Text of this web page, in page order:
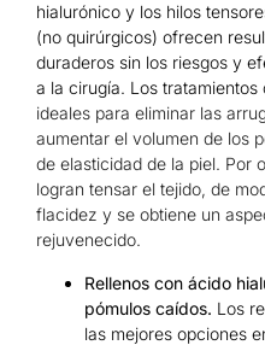
hialurónico y los hilos
(no quirúrgicos) ofrecen
duraderos sin los riesgos y
a la cirugía. Los tratamientos
ideales para eliminar las
aumentar el volumen de los
de elasticidad de la piel. Por
logran tensar el tejido, de
flacidez y se obtiene un
rejuvenecido.
Rellenos con ácido
pómulos caídos. Los
las mejores opciones